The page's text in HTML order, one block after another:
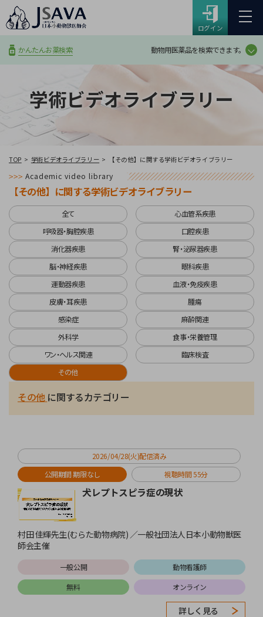
かんたんお薬検索 動物用医薬品を検索できます。
ログイン
学術ビデオライブラリー
TOP 学術ビデオライブラリー 【その他】に関する学術ビデオライブラリー
Academic video library
【その他】に関する学術ビデオライブラリー
全て
心血管系疾患
呼吸器・胸腔疾患
口腔疾患
消化器疾患
腎・泌尿器疾患
脳・神経疾患
眼科疾患
運動器疾患
血液・免疫疾患
皮膚・耳疾患
腫瘍
感染症
麻酔関連
外科学
食事・栄養管理
ワン・ヘルス関連
臨床検査
その他
不整脈心筋症診断法
発咳
歯科学
治療薬
泌尿器腎臓病
脳神経
眼科
整形脊椎疾患
CRP検査
アトピー性皮膚炎
腫瘍一般腫瘍学腫瘍検査
FIP
開腹手術
術後管理避妊手術
栄養管理
猫学その他 に関するカテゴリー
2026/04/28(火)配信済み
公開期間 期限なし
視聴時間 55分
犬レプトスピラ症の現状
村田 佳輝先生(むらた動物病院) ／一般社団法人日本小動物獣医
師会主催
一般公開
動物看護師
無料
オンライン
詳しく見る